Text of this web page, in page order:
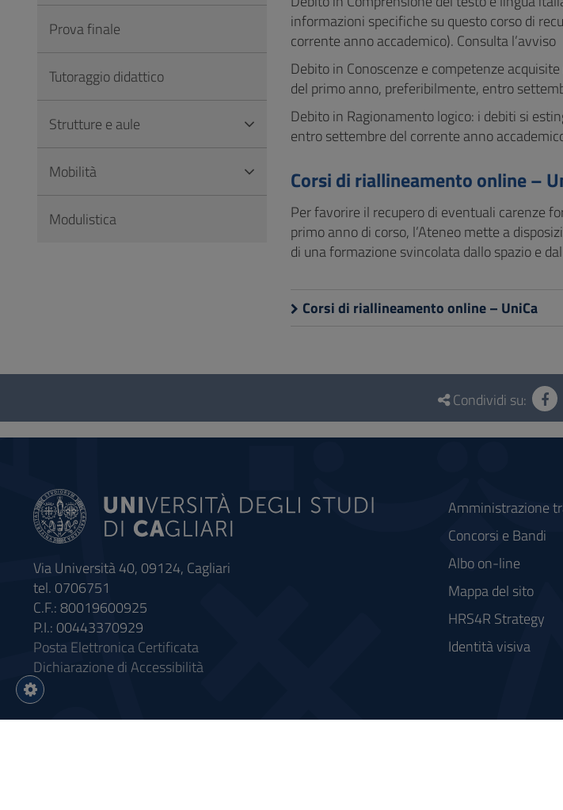
informazioni specifiche su questo corso di
corrente anno accademico). Consulta l’avviso
Debito in Conoscenze e competenze
del primo anno, preferibilmente, entro
Debito in Ragionamento logico: i debiti si
entro settembre del corrente anno
Corsi di riallineamento online –
Per favorire il recupero di eventuali carenze
primo anno di corso, l’Ateneo mette a
di una formazione svincolata dallo spazio e
Corsi di riallineamento online – UniCa
Prova finale
Tutoraggio didattico
Strutture e aule
Mobilità
Modulistica
Questionario
social
Condividi su:
Via Università 40, 09124, Cagliari
tel. 0706751
C.F.: 80019600925
P.I.: 00443370929
Posta Elettronica Certificata
Dichiarazione di Accessibilità
Amministrazione
Concorsi e Bandi
Albo on-line
Mappa del sito
HRS4R Strategy
Identità visiva
Impostazioni
cookie